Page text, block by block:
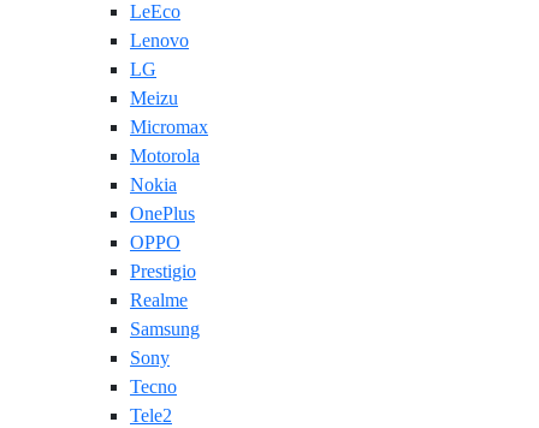
LeEco
Lenovo
LG
Meizu
Micromax
Motorola
Nokia
OnePlus
OPPO
Prestigio
Realme
Samsung
Sony
Tecno
Tele2